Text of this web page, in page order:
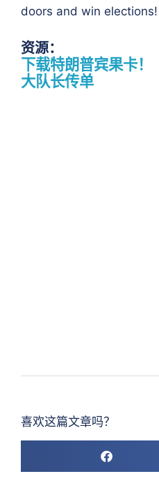
doors and win elections!
资源：
下载特朗普宾果卡！
大队长传单
喜欢这篇文章吗？